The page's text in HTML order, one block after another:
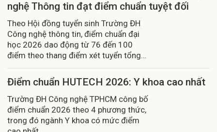
nghệ Thông tin đạt điểm chuẩn tuyệt đối
Theo Hội đồng tuyển sinh Trường ĐH
Công nghệ thông tin, điểm chuẩn đại
học 2026 dao động từ 76 đến 100
điểm theo thang điểm xét tuyển tổng
hợp, tương đương từ 22,80 đến 30
điểm khi quy đổi về thang điểm 30.
Điểm chuẩn HUTECH 2026: Y khoa cao nhất
Trường ĐH Công nghệ TPHCM công bố
điểm chuẩn 2026 theo 4 phương thức,
trong đó ngành Y khoa có mức điểm